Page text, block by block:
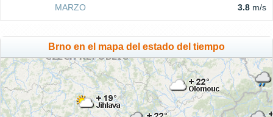
MARZO
3.8 m/s
Brno en el mapa del estado del tiempo